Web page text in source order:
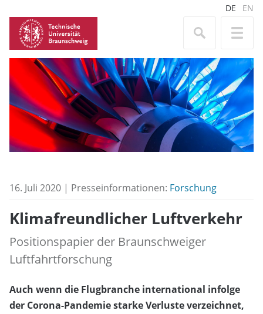
DE EN
16. Juli 2020 | Presseinformationen: Forschung
Klimafreundlicher Luftverkehr
Positionspapier der Braunschweiger
Luftfahrtforschung
Auch wenn die Flugbranche international infolge
der Corona-Pandemie starke Verluste verzeichnet,